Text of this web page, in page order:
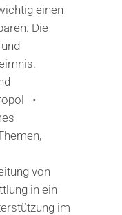
einen
Die
•
von
in ein
im